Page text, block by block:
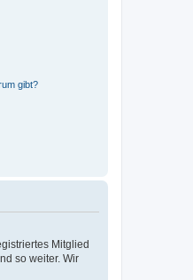
gibt?
Mitglied
so weiter. Wir